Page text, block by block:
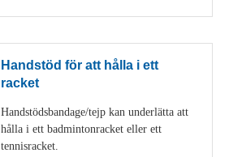
Handstöd för att hålla i ett
racket
Handstödsbandage/tejp kan underlätta att
hålla i ett badmintonracket eller ett
tennisracket.